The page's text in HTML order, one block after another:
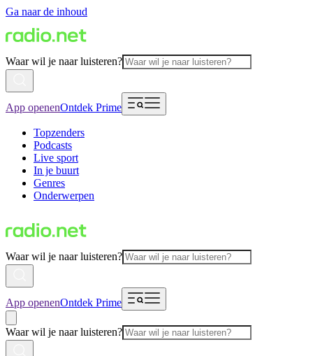
Ga naar de inhoud
Waar wil je naar luisteren?
App openenOntdek Prime
Topzenders
Podcasts
Live sport
In je buurt
Genres
Onderwerpen
Waar wil je naar luisteren?
App openenOntdek Prime
Waar wil je naar luisteren?